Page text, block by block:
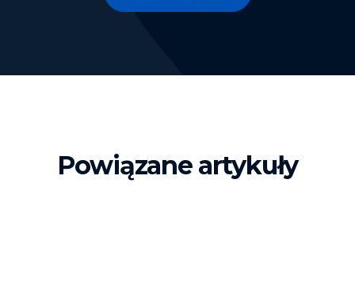
Powiązane artykuły